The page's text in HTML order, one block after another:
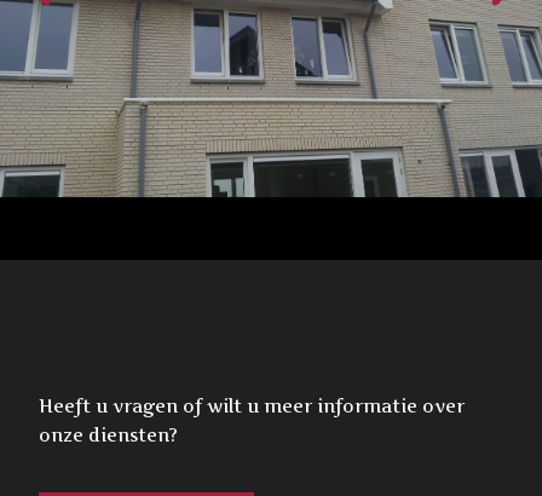
Heeft u vragen of wilt u meer informatie over
onze diensten?